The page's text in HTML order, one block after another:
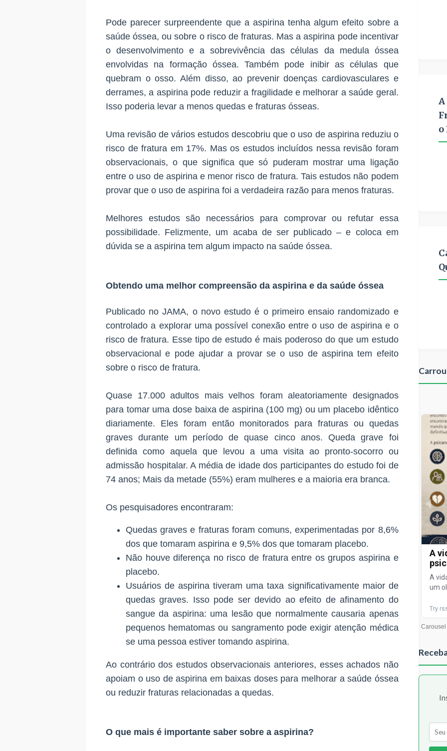
Pode parecer surpreendente que a aspirina tenha algum efeito sobre a
saúde óssea, ou sobre o risco de fraturas. Mas a aspirina pode incentivar
o desenvolvimento e a sobrevivência das células da medula óssea
envolvidas na formação óssea. Também pode inibir as células que
quebram o osso. Além disso, ao prevenir doenças cardiovasculares e
derrames, a aspirina pode reduzir a fragilidade e melhorar a saúde geral.
Isso poderia levar a menos quedas e fraturas ósseas.
Uma revisão de vários estudos descobriu que o uso de aspirina reduziu o
risco de fratura em 17%. Mas os estudos incluídos nessa revisão foram
observacionais, o que significa que só puderam mostrar uma ligação
entre o uso de aspirina e menor risco de fratura. Tais estudos não podem
provar que o uso de aspirina foi a verdadeira razão para menos fraturas.
Melhores estudos são necessários para comprovar ou refutar essa
possibilidade. Felizmente, um acaba de ser publicado – e coloca em
dúvida se a aspirina tem algum impacto na saúde óssea.
Obtendo uma melhor compreensão da aspirina e da saúde óssea
Publicado no JAMA, o novo estudo é o primeiro ensaio randomizado e
controlado a explorar uma possível conexão entre o uso de aspirina e o
risco de fratura. Esse tipo de estudo é mais poderoso do que um estudo
observacional e pode ajudar a provar se o uso de aspirina tem efeito
sobre o risco de fratura.
Quase 17.000 adultos mais velhos foram aleatoriamente designados
para tomar uma dose baixa de aspirina (100 mg) ou um placebo idêntico
diariamente. Eles foram então monitorados para fraturas ou quedas
graves durante um período de quase cinco anos. Queda grave foi
definida como aquela que levou a uma visita ao pronto-socorro ou
admissão hospitalar. A média de idade dos participantes do estudo foi de
74 anos; Mais da metade (55%) eram mulheres e a maioria era branca.
Os pesquisadores encontraram:
Quedas graves e fraturas foram comuns, experimentadas por 8,6%
dos que tomaram aspirina e 9,5% dos que tomaram placebo.
Não houve diferença no risco de fratura entre os grupos aspirina e
placebo.
Usuários de aspirina tiveram uma taxa significativamente maior de
quedas graves. Isso pode ser devido ao efeito de afinamento do
sangue da aspirina: uma lesão que normalmente causaria apenas
pequenos hematomas ou sangramento pode exigir atenção médica
se uma pessoa estiver tomando aspirina.
Ao contrário dos estudos observacionais anteriores, esses achados não
apoiam o uso de aspirina em baixas doses para melhorar a saúde óssea
ou reduzir fraturas relacionadas a quedas.
O que mais é importante saber sobre a aspirina?
o